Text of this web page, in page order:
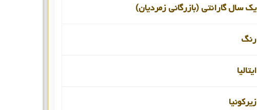
یک سال گارانتی (بازرگانی زمردیان)
رنگ
ایتالیا
زیرکونیا